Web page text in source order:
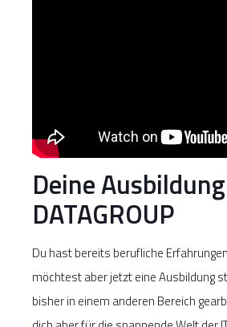
Deine
DATAGROUP
Du hast bereits berufliche
möchtest aber jetzt eine Ausbildung
bisher in einem anderen Bereich